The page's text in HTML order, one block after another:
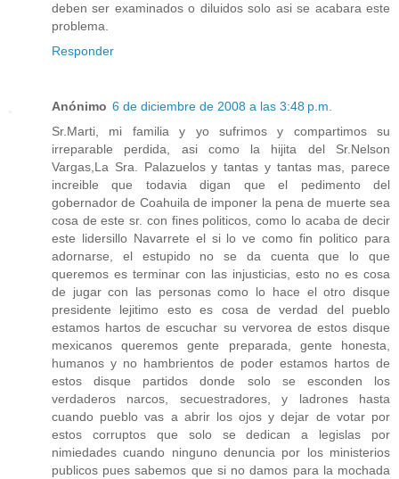
deben ser examinados o diluidos solo asi se acabara este
problema.
Responder
Anónimo 6 de diciembre de 2008 a las 3:48 p.m.
Sr.Marti, mi familia y yo sufrimos y compartimos su
irreparable perdida, asi como la hijita del Sr.Nelson
Vargas,La Sra. Palazuelos y tantas y tantas mas, parece
increible que todavia digan que el pedimento del
gobernador de Coahuila de imponer la pena de muerte sea
cosa de este sr. con fines politicos, como lo acaba de decir
este lidersillo Navarrete el si lo ve como fin politico para
adornarse, el estupido no se da cuenta que lo que
queremos es terminar con las injusticias, esto no es cosa
de jugar con las personas como lo hace el otro disque
presidente lejitimo esto es cosa de verdad del pueblo
estamos hartos de escuchar su vervorea de estos disque
mexicanos queremos gente preparada, gente honesta,
humanos y no hambrientos de poder estamos hartos de
estos disque partidos donde solo se esconden los
verdaderos narcos, secuestradores, y ladrones hasta
cuando pueblo vas a abrir los ojos y dejar de votar por
estos corruptos que solo se dedican a legislas por
nimiedades cuando ninguno denuncia por los ministerios
publicos pues sabemos que si no damos para la mochada